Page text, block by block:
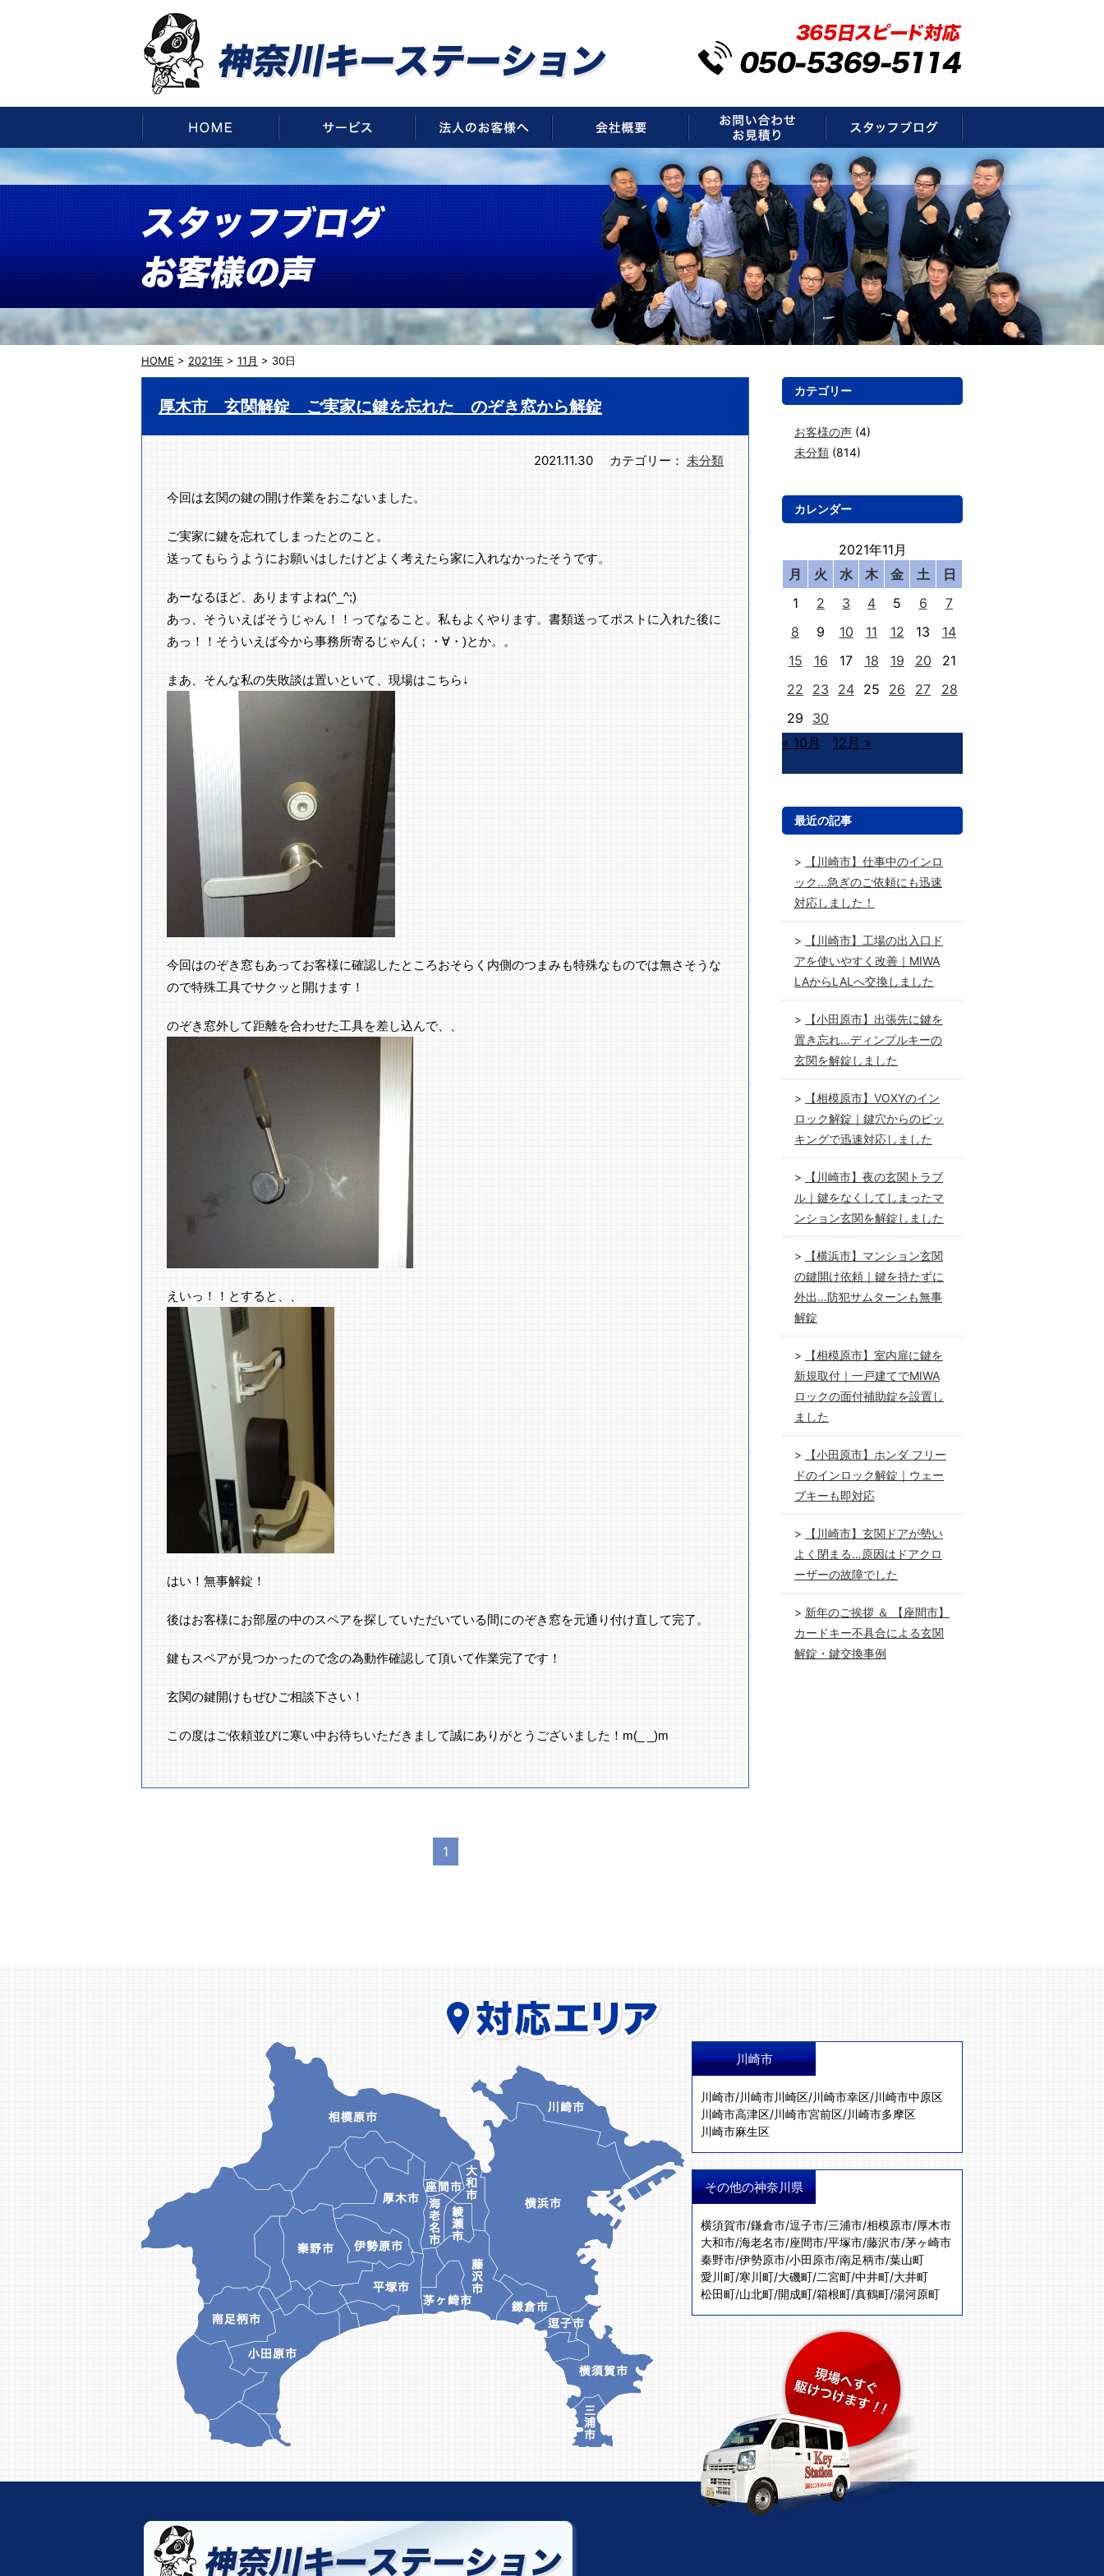
HOME サービス 法人のお客様へ 会社概要 お問い合わせ・お見積もり
HOME > 2021年 > 11月 > 30日
厚木市 玄関解錠 ご実家に鍵を忘れた のぞき窓から解錠
2021.11.30 カテゴリー： 未分類
今回は玄関の鍵の開け作業をおこないました。
ご実家に鍵を忘れてしまったとのこと。
送ってもらうようにお願いはしたけどよく考えたら家に入れなかったそうです。
あーなるほど、ありますよね(^_^;)
あっ、そういえばそうじゃん！！ってなること。私もよくやります。書類送ってポストに入れた後に
あっ！！そういえば今から事務所寄るじゃん(；・∀・)とか。。
まあ、そんな私の失敗談は置いといて、現場はこちら↓
今回はのぞき窓もあってお客様に確認したところおそらく内側のつまみも特殊なものでは無さそうな
ので特殊工具でサクッと開けます！
のぞき窓外して距離を合わせた工具を差し込んで、、
えいっ！！とすると、、
はい！無事解錠！
後はお客様にお部屋の中のスペアを探していただいている間にのぞき窓を元通り付け直して完了。
鍵もスペアが見つかったので念の為動作確認して頂いて作業完了です！
玄関の鍵開けもぜひご相談下さい！
この度はご依頼並びに寒い中お待ちいただきまして誠にありがとうございました！m(_ _)m
1
カテゴリー
お客様の声 (4)
未分類 (814)
カレンダー
2021年11月
月
火 水 木 金 土
日
1
2 3 4 5 6
7
8
9 10 11 12 13
14
15
16 17 18 19 20
21
22
23 24 25 26 27
28
29
30
« 10月
12月 »
最近の記事
【川崎市】仕事中のインロ
ック…急ぎのご依頼にも迅速
対応しました！
【川崎市】工場の出入口ド
アを使いやすく改善｜MIWA
LAからLALへ交換しました
【小田原市】出張先に鍵を
置き忘れ…ディンプルキーの
玄関を解錠しました
【相模原市】VOXYのイン
ロック解錠｜鍵穴からのピッ
キングで迅速対応しました
【川崎市】夜の玄関トラブ
ル｜鍵をなくしてしまったマ
ンション玄関を解錠しました
【横浜市】マンション玄関
の鍵開け依頼｜鍵を持たずに
外出…防犯サムターンも無事
解錠
【相模原市】室内扉に鍵を
新規取付｜一戸建てでMIWA
ロックの面付補助錠を設置し
ました
【小田原市】ホンダ フリー
ドのインロック解錠｜ウェー
ブキーも即対応
【川崎市】玄関ドアが勢い
よく閉まる…原因はドアクロ
ーザーの故障でした
新年のご挨拶 ＆ 【座間市】
カードキー不具合による玄関
解錠・鍵交換事例
川崎市
川崎市/川崎市川崎区/川崎市幸区/川崎市中原区
川崎市高津区/川崎市宮前区/川崎市多摩区
川崎市麻生区
その他の神奈川県
横須賀市/鎌倉市/逗子市/三浦市/相模原市/厚木市
大和市/海老名市/座間市/平塚市/藤沢市/茅ヶ崎市
秦野市/伊勢原市/小田原市/南足柄市/葉山町
愛川町/寒川町/大磯町/二宮町/中井町/大井町
松田町/山北町/開成町/箱根町/真鶴町/湯河原町